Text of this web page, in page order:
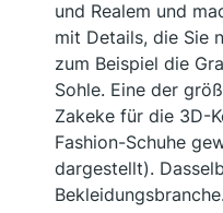
und Realem und
mit Details, die Sie
zum Beispiel die
Sohle. Eine der
Zakeke für die 3D-
Fashion-Schuhe
dargestellt).
Bekleidungsbranche.